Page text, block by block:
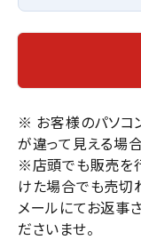
※ お客様のパソコ
が違って見える場
※店頭でも販売を
けた場合でも売切
メールにてお返事
ださいませ。